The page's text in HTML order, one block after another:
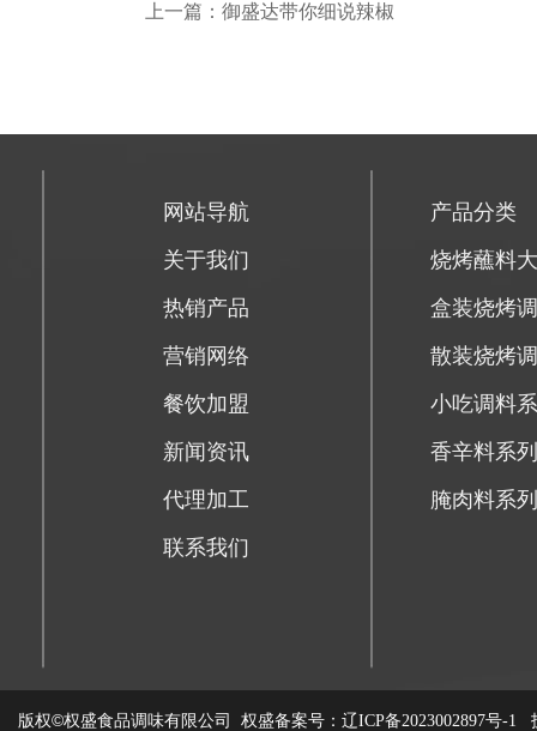
上一篇：御盛达带你细说辣椒
网站导航
关于我们
热销产品
营销网络
餐饮加盟
新闻资讯
代理加工
联系我们
产品分类
烧烤蘸料
盒装烧烤
散装烧烤
小吃调料
香辛料系列
腌肉料系列
版权©权盛食品调味有限公司 权盛备案号： 辽ICP备2023002897号-1